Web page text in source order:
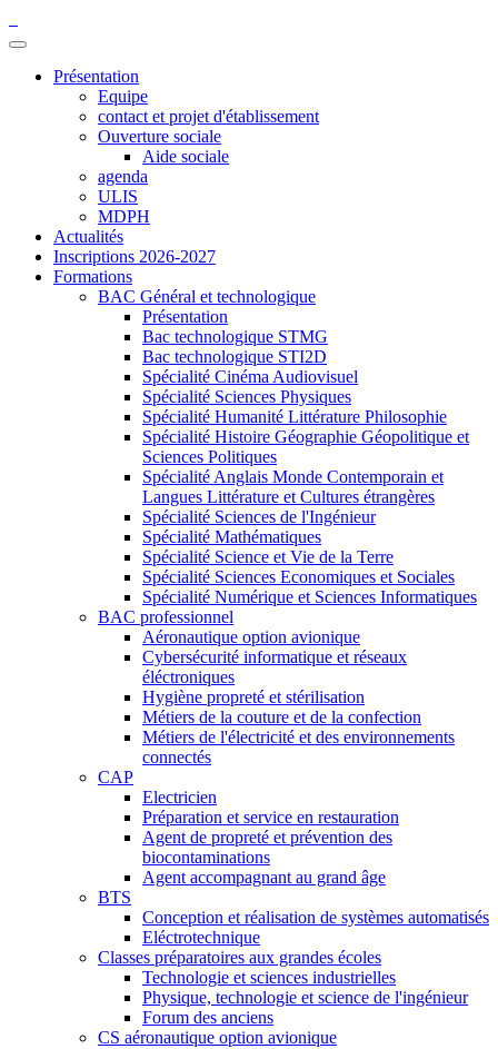
Présentation
Equipe
contact et projet d'établissement
Ouverture sociale
Aide sociale
agenda
ULIS
MDPH
Actualités
Inscriptions 2026-2027
Formations
BAC Général et technologique
Présentation
Bac technologique STMG
Bac technologique STI2D
Spécialité Cinéma Audiovisuel
Spécialité Sciences Physiques
Spécialité Humanité Littérature Philosophie
Spécialité Histoire Géographie Géopolitique et
Sciences Politiques
Spécialité Anglais Monde Contemporain et
Langues Littérature et Cultures étrangères
Spécialité Sciences de l'Ingénieur
Spécialité Mathématiques
Spécialité Science et Vie de la Terre
Spécialité Sciences Economiques et Sociales
Spécialité Numérique et Sciences Informatiques
BAC professionnel
Aéronautique option avionique
Cybersécurité informatique et réseaux
éléctroniques
Hygiène propreté et stérilisation
Métiers de la couture et de la confection
Métiers de l'électricité et des environnements
connectés
CAP
Electricien
Préparation et service en restauration
Agent de propreté et prévention des
biocontaminations
Agent accompagnant au grand âge
BTS
Conception et réalisation de systèmes automatisés
Eléctrotechnique
Classes préparatoires aux grandes écoles
Technologie et sciences industrielles
Physique, technologie et science de l'ingénieur
Forum des anciens
CS aéronautique option avionique